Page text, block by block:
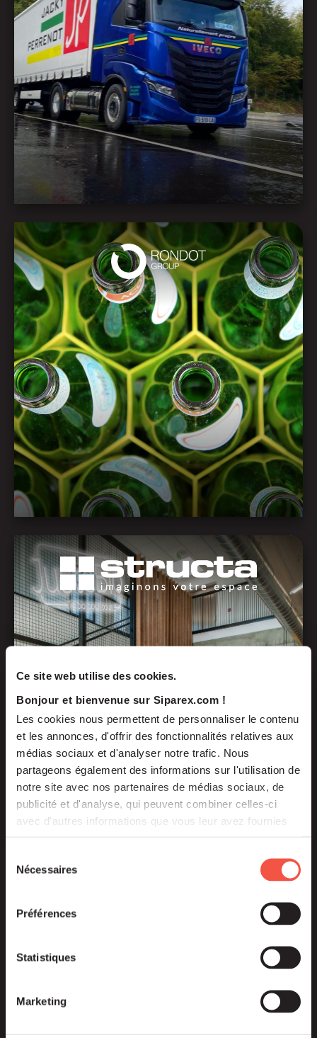
Ce site web utilise des cookies.
Bonjour et bienvenue sur Siparex.com !
Les cookies nous permettent de personnaliser le contenu
et les annonces, d'offrir des fonctionnalités relatives aux
médias sociaux et d'analyser notre trafic. Nous
partageons également des informations sur l'utilisation de
notre site avec nos partenaires de médias sociaux, de
publicité et d'analyse, qui peuvent combiner celles-ci
avec d'autres informations que vous leur avez fournies
Nécessaires
Préférences
Statistiques
Marketing
manuel
être actrice du changement.